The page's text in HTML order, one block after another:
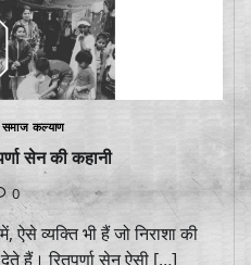
समाज कल्याण
सेन की कहानी
0
व्यक्ति भी हैं जो निराशा की
हैं। रितुपर्णा सेन ऐसी […]